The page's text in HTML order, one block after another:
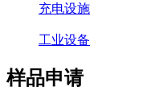
充电设施
工业设备
样品申请